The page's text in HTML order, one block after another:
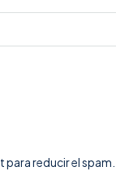
reducir el spam.